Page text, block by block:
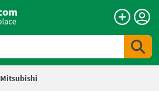
Mitsubishi